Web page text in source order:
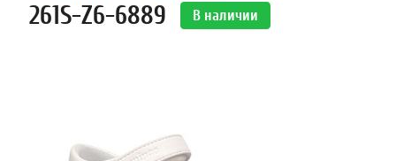
261S-Z6-6889 В наличии